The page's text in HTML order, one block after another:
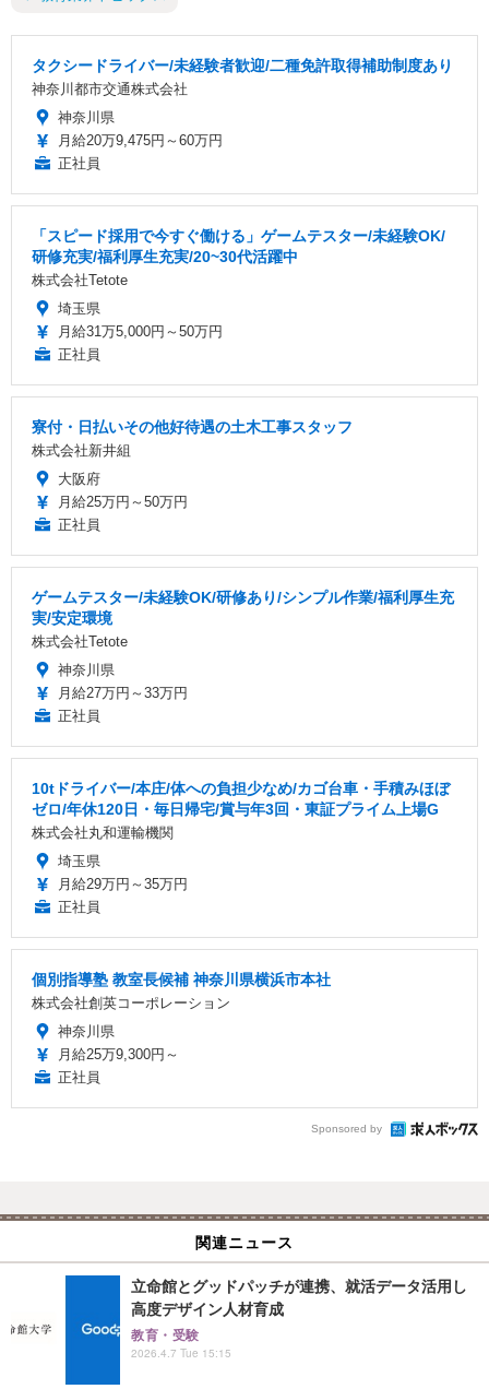
タクシードライバー/未経験者歓迎/二種免許取得補助制度あり
神奈川都市交通株式会社
神奈川県
月給20万9,475円～60万円
正社員
「スピード採用で今すぐ働ける」ゲームテスター/未経験OK/
研修充実/福利厚生充実/20~30代活躍中
株式会社Tetote
埼玉県
月給31万5,000円～50万円
正社員
寮付・日払いその他好待遇の土木工事スタッフ
株式会社新井組
大阪府
月給25万円～50万円
正社員
ゲームテスター/未経験OK/研修あり/シンプル作業/福利厚生充
実/安定環境
株式会社Tetote
神奈川県
月給27万円～33万円
正社員
10tドライバー/本庄/体への負担少なめ/カゴ台車・手積みほぼ
ゼロ/年休120日・毎日帰宅/賞与年3回・東証プライム上場G
株式会社丸和運輸機関
埼玉県
月給29万円～35万円
正社員
個別指導塾 教室長候補 神奈川県横浜市本社
株式会社創英コーポレーション
神奈川県
月給25万9,300円～
正社員
Sponsored by
関連ニュース
立命館とグッドパッチが連携、就活データ活用し
高度デザイン人材育成
教育・受験
2026.4.7 Tue 15:15